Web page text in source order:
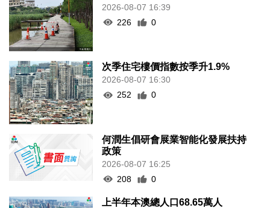
2026-08-07 16:39
226
0
次季住宅樓價指數按季升1.9%
2026-08-07 16:30
252
0
何潤生倡研會展業智能化發展扶持
政策
2026-08-07 16:25
208
0
上半年本澳總人口68.65萬人